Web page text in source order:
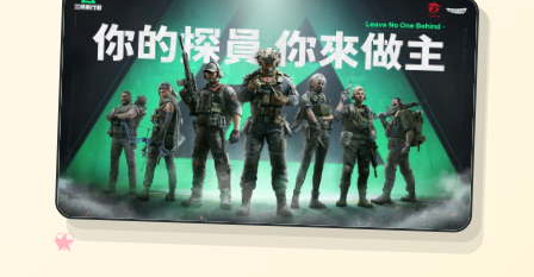
✧
♡
★
♥